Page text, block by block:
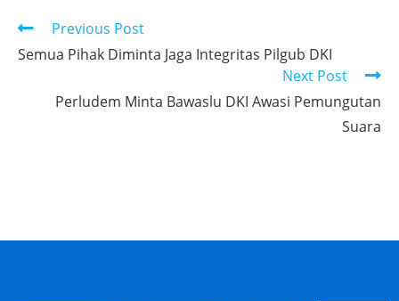
Previous Post
Semua Pihak Diminta Jaga Integritas Pilgub DKI
Next Post
Perludem Minta Bawaslu DKI Awasi Pemungutan
Suara